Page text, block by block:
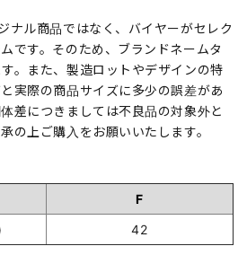
ナル商品ではなく、バイヤーがセレク
です。そのため、ブランドネームタ
。また、製造ロットやデザインの特
実際の商品サイズに多少の誤差があ
差につきましては不良品の対象外と
の上ご購入をお願いいたします。
F
42